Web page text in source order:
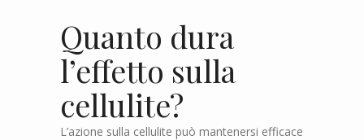
Quanto dura
l’effetto sulla
cellulite?
L’azione sulla cellulite può mantenersi efficace